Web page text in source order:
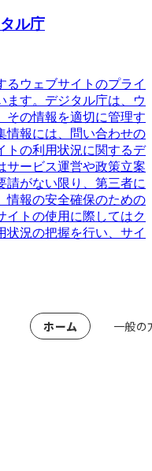
ル庁
るウェブサイトのプライ
ます。デジタル庁は、ウ
その情報を適切に管理す
情報には、問い合わせの
トの利用状況に関するデ
サービス運営や政策立案
請がない限り、第三者に
情報の安全確保のための
イトの使用に際してはク
状況の把握を行い、サイ